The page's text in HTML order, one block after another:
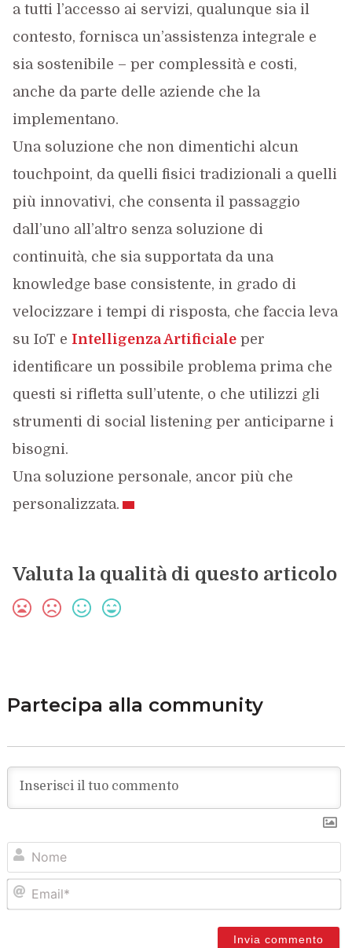
a tutti l’accesso ai servizi, qualunque sia il
contesto, fornisca un’assistenza integrale e
sia sostenibile – per complessità e costi,
anche da parte delle aziende che la
implementano.
Una soluzione che non dimentichi alcun
touchpoint, da quelli fisici tradizionali a quelli
più innovativi, che consenta il passaggio
dall’uno all’altro senza soluzione di
continuità, che sia supportata da una
knowledge base consistente, in grado di
velocizzare i tempi di risposta, che faccia leva
su IoT e Intelligenza Artificialeper
identificare un possibile problema prima che
questi si rifletta sull’utente, o che utilizzi gli
strumenti di social listening per anticiparne i
bisogni.
Una soluzione personale, ancor più che
personalizzata.
Valuta la qualità di questo articolo
Partecipa alla community